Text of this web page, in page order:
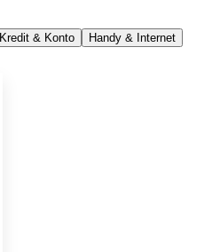
Kredit & Konto Handy & Internet